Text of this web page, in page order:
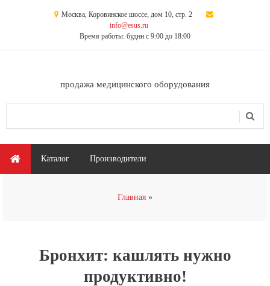
Москва, Коровинское шоссе, дом 10, стр. 2
info@esus.ru
Время работы: будни с 9:00 до 18:00
продажа медицинского оборудования
Главное меню
Каталог Производители
Главная
Бронхит: кашлять нужно
продуктивно!